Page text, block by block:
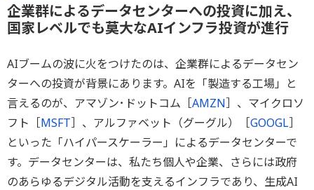
企業群によるデータセンターへの投資に加え、
国家レベルでも莫大なAIインフラ投資が進行
AIブームの波に火をつけたのは、企業群によるデータセン
ターへの投資が背景にあります。AIを「製造する工場」と
言えるのが、アマゾン･ドットコム［AMZN］、マイクロソ
フト［MSFT］、アルファベット（グーグル）［GOOGL］
といった「ハイパースケーラー」によるデータセンターで
す。データセンターは、私たち個人や企業、さらには政府
のあらゆるデジタル活動を支えるインフラであり、生成AI